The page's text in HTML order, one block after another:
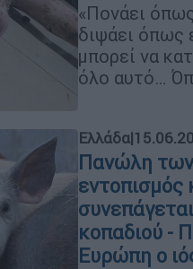
«Πονάει όπως
διψάει όπως
μπορεί να
όλο αυτό…
Ελλάδα|
Πανώλη
κοπαδιού -
Ευρώπη ο